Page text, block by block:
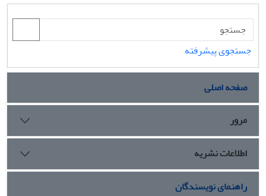
جستجوی پیشرفته
صفحه اصلی
مرور
اطلاعات نشریه
راهنمای نویسندگان